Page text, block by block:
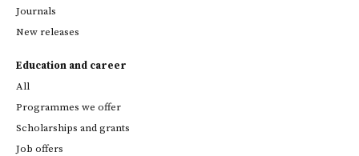
Journals
New releases
Education and career
All
Programmes we offer
Scholarships and grants
Job offers